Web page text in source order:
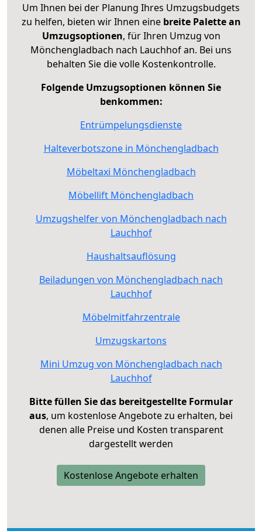
Um Ihnen bei der Planung Ihres Umzugsbudgets
zu helfen, bieten wir Ihnen eine breite Palette an
Umzugsoptionen, für Ihren Umzug von
Mönchengladbach nach Lauchhof an. Bei uns
behalten Sie die volle Kostenkontrolle.
Folgende Umzugsoptionen können Sie
benkommen:
Entrümpelungsdienste
Halteverbotszone in Mönchengladbach
Möbeltaxi Mönchengladbach
Möbellift Mönchengladbach
Umzugshelfer von Mönchengladbach nach
Lauchhof
Haushaltsauflösung
Beiladungen von Mönchengladbach nach
Lauchhof
Möbelmitfahrzentrale
Umzugskartons
Mini Umzug von Mönchengladbach nach
Lauchhof
Bitte füllen Sie das bereitgestellte Formular
aus, um kostenlose Angebote zu erhalten, bei
denen alle Preise und Kosten transparent
dargestellt werden
Kostenlose Angebote erhalten